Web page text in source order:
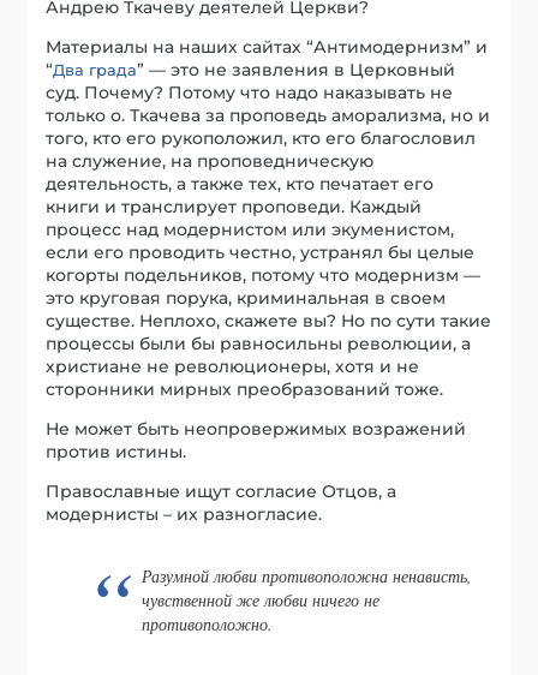
Андрею Ткачеву деятелей Церкви?
Материалы на наших сайтах “Антимодернизм” и
“Два града” — это не заявления в Церковный
суд. Почему? Потому что надо наказывать не
только о. Ткачева за проповедь аморализма, но и
того, кто его рукоположил, кто его благословил
на служение, на проповедническую
деятельность, а также тех, кто печатает его
книги и транслирует проповеди. Каждый
процесс над модернистом или экуменистом,
если его проводить честно, устранял бы целые
когорты подельников, потому что модернизм —
это круговая порука, криминальная в своем
существе. Неплохо, скажете вы? Но по сути такие
процессы были бы равносильны революции, а
христиане не революционеры, хотя и не
сторонники мирных преобразований тоже.
Не может быть неопровержимых возражений
против истины.
Православные ищут согласие Отцов, а
модернисты – их разногласие.
Разумной любви противоположна ненависть,
чувственной же любви ничего не
противоположно.